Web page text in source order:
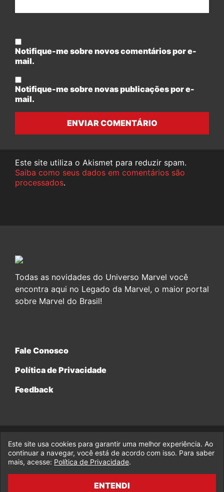
Notifique-me sobre novos comentários por e-
mail.
Notifique-me sobre novas publicações por e-
mail.
ENVIAR COMENTÁRIO
Este site utiliza o Akismet para reduzir spam.
Saiba como seus dados em comentários são
processados.
Todas as novidades do Universo Marvel você
encontra aqui no Legado da Marvel, o maior portal
sobre Marvel do Brasil!
Fale Conosco
Política de Privacidade
Feedback
© 2017-2026 Legado da Marvel, uma empresa da Legado
Enterprises.
fabiolobo
Este site usa cookies para garantir uma melhor experiência. Ao
continuar a navegar, você está de acordo com isso. Para saber
mais, acesse: Política de Privacidade.
ENTENDI